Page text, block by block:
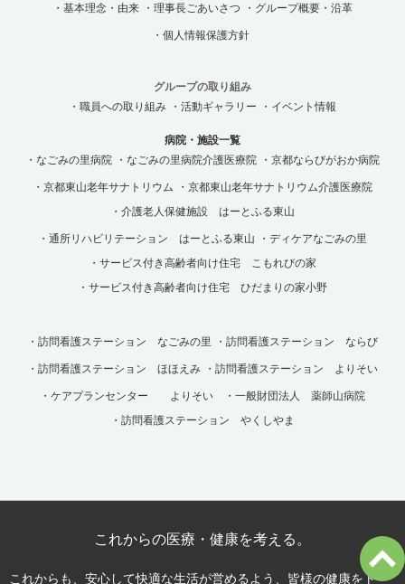
・基本理念・由来
・理事長ごあいさつ ・グループ概要・沿革
・個人情報保護方針
グループの取り組み
・職員への取り組み
・活動ギャラリー ・イベント情報
病院・施設一覧
・なごみの里病院
・なごみの里病院介護医療院 ・京都ならびがおか病院
・京都東山老年サナトリウム
・京都東山老年サナトリウム介護医療院
・介護老人保健施設 はーとふる東山
・通所リハビリテーション はーとふる東山
・ディケアなごみの里
・サービス付き高齢者向け住宅 こもれびの家
・サービス付き高齢者向け住宅 ひだまりの家小野
・訪問看護ステーション なごみの里 ・訪問看護ステーション ならび
・訪問看護ステーション ほほえみ ・訪問看護ステーション よりそい
・ケアプランセンター よりそい
・一般財団法人 薬師山病院
・訪問看護ステーション やくしやま
これからの医療・健康を考える。
これからも、安心して快適な生活が営めるよう、皆様の健康をトー